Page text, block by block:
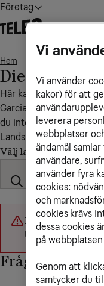
Företag
Hem
Diego Garcia
Här kan du se vad det
Garcia. På grund av att
du inte koppla upp
Landskod: +246
Välj land
Något gick fel
Utlandspriser
Frågor och
Vi
Vi använder
kakor) för att
leverera
webbplatser
ändamål
användare,
använder fyra
cookies:
och
cookies krävs
dessa cookies
på
Genom att
samtycker du